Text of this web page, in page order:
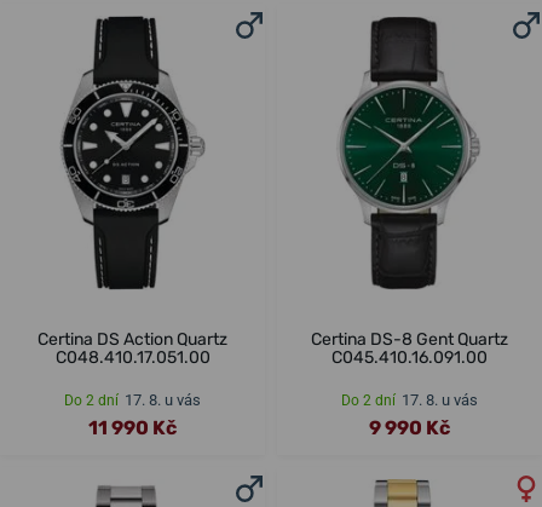
Certina DS Action Quartz
C048.410.17.051.00
Do 2 dní 17. 8. u vás
11 990 Kč
Certina DS-8 Gent Quartz
C045.410.16.091.00
Do 2 dní 17. 8. u vás
9 990 Kč